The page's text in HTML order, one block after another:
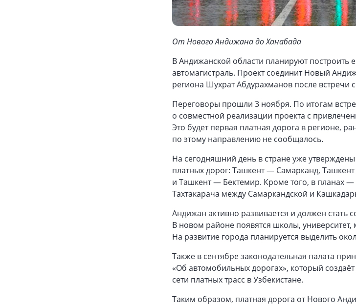
От Нового Андижана до Ханабада
В Андижанской области планируют построить
автомагистраль. Проект соединит Новый
региона Шухрат Абдурахманов после встречи
Переговоры прошли 3 ноября. По итогам
о совместной реализации проекта с
Это будет первая платная дорога в регионе,
по этому направлению не сообщалось.
На сегодняшний день в стране уже
платных дорог: Ташкент — Самарканд,
и Ташкент — Бектемир. Кроме того, в планах
Тахтакарача между Самаркандской и
Андижан активно развивается и должен
В новом районе появятся школы, университет,
На развитие города планируется выделить
Также в сентябре законодательная палата
«Об автомобильных дорогах», который
сети платных трасс в Узбекистане.
Таким образом, платная дорога от Нового